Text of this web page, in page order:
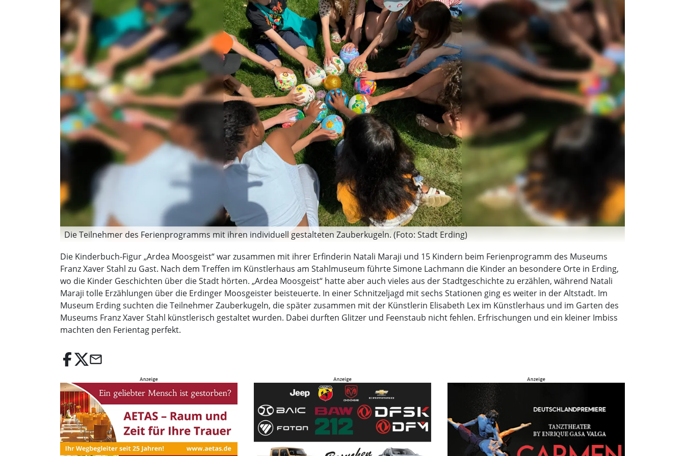
Die Teilnehmer des Ferienprogramms mit ihren individuell gestalteten Zauberkugeln. (Foto: Stadt Erding)
Die Kinderbuch-Figur „Ardea Moosgeist“ war zusammen mit ihrer Erfinderin Natali Maraji und 15 Kindern beim Ferienprogramm des Museums
Franz Xaver Stahl zu Gast. Nach dem Treffen im Künstlerhaus am Stahlmuseum führte Simone Lachmann die Kinder an besondere Orte in Erding,
wo die Kinder Geschichten über die Stadt hörten. „Ardea Moosgeist“ hatte aber auch vieles aus der Stadtgeschichte zu erzählen, während Natali
Maraji tolle Erzählungen über die Erdinger Moosgeister beisteuerte. In einer Schnitzeljagd mit sechs Stationen ging es weiter in der Altstadt. Im
Museum Erding suchten die Teilnehmer Zauberkugeln, die später zusammen mit der Künstlerin Elisabeth Lex im Künstlerhaus und im Garten des
Museums Franz Xaver Stahl künstlerisch gestaltet wurden. Dabei durften Glitzer und Feenstaub nicht fehlen. Erfrischungen und ein kleiner Imbiss
machten den Ferientag perfekt.
email